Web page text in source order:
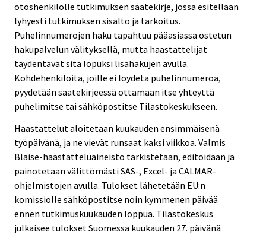
otoshenkilölle tutkimuksen saatekirje, jossa esitellään
lyhyesti tutkimuksen sisältö ja tarkoitus.
Puhelinnumerojen haku tapahtuu pääasiassa ostetun
hakupalvelun välityksellä, mutta haastattelijat
täydentävät sitä lopuksi lisähakujen avulla.
Kohdehenkilöitä, joille ei löydetä puhelinnumeroa,
pyydetään saatekirjeessä ottamaan itse yhteyttä
puhelimitse tai sähköpostitse Tilastokeskukseen.
Haastattelut aloitetaan kuukauden ensimmäisenä
työpäivänä, ja ne vievät runsaat kaksi viikkoa. Valmis
Blaise-haastatteluaineisto tarkistetaan, editoidaan ja
painotetaan välittömästi SAS-, Excel- ja CALMAR-
ohjelmistojen avulla. Tulokset lähetetään EU:n
komissiolle sähköpostitse noin kymmenen päivää
ennen tutkimuskuukauden loppua. Tilastokeskus
julkaisee tulokset Suomessa kuukauden 27. päivänä